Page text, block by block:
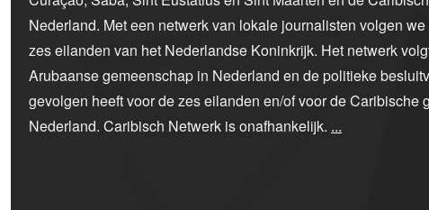
Nederland. Met een netwerk van lokale journalisten volgen
zes eilanden van het Nederlandse Koninkrijk. Het netwerk
Arubaanse gemeenschap in Nederland en de politieke
gevolgen heeft voor de zes eilanden en/of voor de Caribische
Nederland. Caribisch Netwerk is onafhankelijk. ...